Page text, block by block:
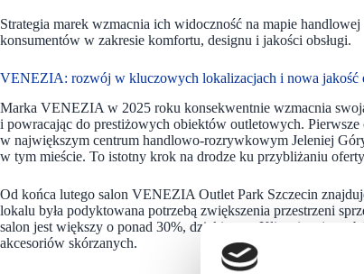
Strategia marek wzmacnia ich widoczność na mapie
konsumentów w zakresie komfortu, designu i jakości obsługi.
VENEZIA: rozwój w kluczowych lokalizacjach i nowa jakość
Marka VENEZIA w 2025 roku konsekwentnie wzmacnia
i powracając do prestiżowych obiektów outletowych.
w największym centrum handlowo-rozrywkowym Jeleniej
w tym mieście. To istotny krok na drodze ku przybliżaniu
Od końca lutego salon VENEZIA Outlet Park Szczecin
lokalu była podyktowana potrzebą zwiększenia przestrzeni
salon jest większy o ponad 30%, dzięki temu Klienci mają
akcesoriów skórzanych.